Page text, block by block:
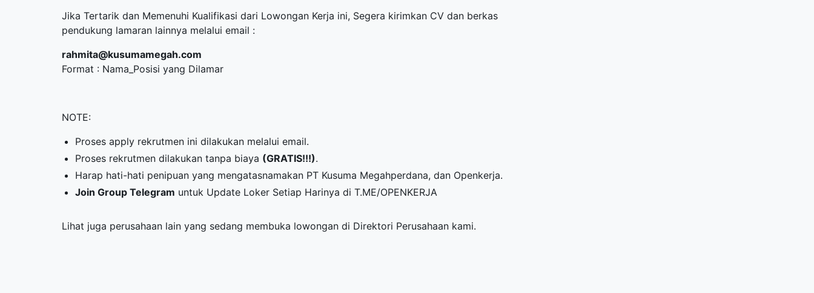
Jika Tertarik dan Memenuhi Kualifikasi dari Lowongan Kerja ini, Segera kirimkan CV dan berkas
pendukung lamaran lainnya melalui email :
rahmita@kusumamegah.com
Format : Nama_Posisi yang Dilamar
NOTE:
Proses apply rekrutmen ini dilakukan melalui email.
Proses rekrutmen dilakukan tanpa biaya (GRATIS!!!).
Harap hati-hati penipuan yang mengatasnamakan PT Kusuma Megahperdana, dan Openkerja.
Join Group Telegram untuk Update Loker Setiap Harinya diT.ME/OPENKERJA
Lihat juga perusahaan lain yang sedang membuka lowongan di Direktori Perusahaan kami.